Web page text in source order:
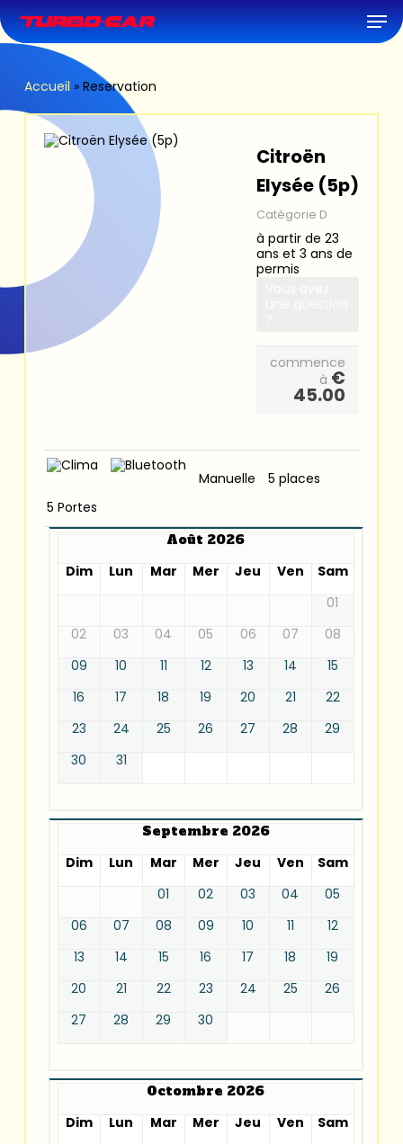
to
main
content
Accueil » Reservation
Citroën
Elysée (5p)
Catégorie D
à partir de 23
ans et 3 ans de
permis
commence
à €
45.00
Manuelle
5 places
5 Portes
Août 2026
Dim
Lun Mar Mer Jeu Ven
Sam
01
02
03 04 05 06 07
08
09
10 11 12 13 14
15
16
17 18 19 20 21
22
23
24 25 26 27 28
29
30
31
Septembre 2026
Dim
Lun Mar Mer Jeu Ven
Sam
01
02 03 04
05
06
07 08 09 10 11
12
13
14 15 16 17 18
19
20
21 22 23 24 25
26
27
28 29 30
Octombre 2026
Dim
Lun Mar Mer Jeu Ven
Sam